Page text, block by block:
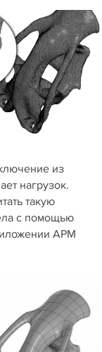
из
нагрузок.
такую
с помощью
APM